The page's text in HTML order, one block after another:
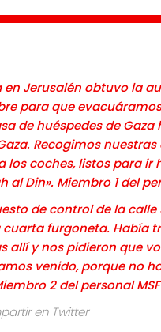
en Jerusalén obtuvo la
para que
de huéspedes de Gaza
Recogimos nuestras
los coches, listos para ir
al Din». Miembro 1 del
de control de la calle
cuarta furgoneta. Había
allí y nos pidieron que
venido, porque no
2 del personal
en Twitter